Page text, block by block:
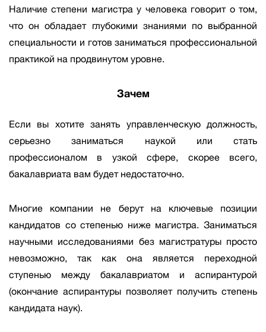
Наличие степени магистра у человека говорит о том,
что он обладает глубокими знаниями по выбранной
специальности и готов заниматься профессиональной
практикой на продвинутом уровне.
Зачем
Если вы хотите занять управленческую должность,
серьезно заниматься наукой или стать
профессионалом в узкой сфере, скорее всего,
бакалавриата вам будет недостаточно.
Многие компании не берут на ключевые позиции
кандидатов со степенью ниже магистра. Заниматься
научными исследованиями без магистратуры просто
невозможно, так как она является переходной
ступенью между бакалавриатом и аспирантурой
(окончание аспирантуры позволяет получить степень
кандидата наук).